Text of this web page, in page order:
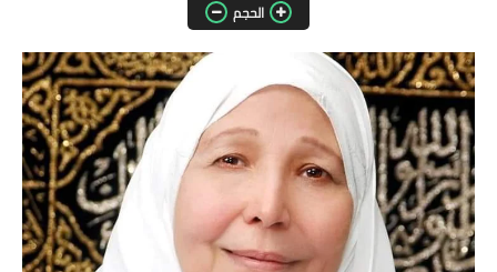
مقالات واراء
محافظات
القاهرة
القليوبية
الجيزة
الحجم